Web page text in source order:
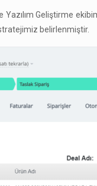
Yazılım Geliştirme
belirlenmiştir.